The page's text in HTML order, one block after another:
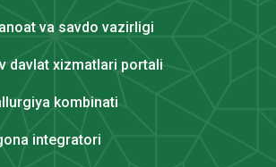
va savdo vazirligi
davlat xizmatlari portali
kombinati
integratori